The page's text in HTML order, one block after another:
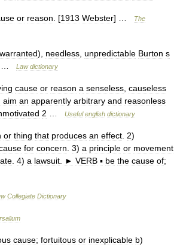
or reason . [1913 Webster] …
The
), needless unpredictable Burton s
Law dictionary
cause or reason a senseless causeless
aim an apparently arbitrary and reasonless
2 Useful english dictionary
or thing that produces an effect 2)
for concern 3) a principle or movement
4) a lawsuit ► VERB ▪ be the cause of;
Collegiate Dictionary
cause; fortuitous or inexplicable b)